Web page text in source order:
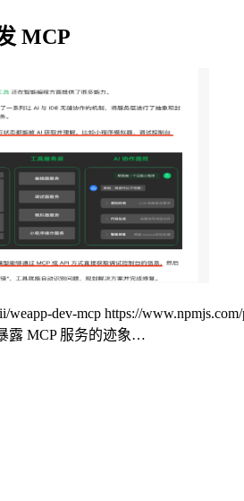
MCP
weapp-dev-mcp https://
露 MCP 服务的迹象…